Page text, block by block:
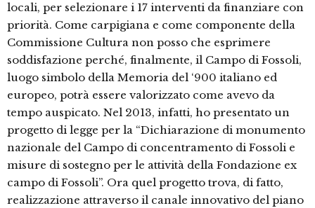
locali, per selezionare i 17 interventi da finanziare con
priorità. Come carpigiana e come componente della
Commissione Cultura non posso che esprimere
soddisfazione perché, finalmente, il Campo di Fossoli,
luogo simbolo della Memoria del ‘900 italiano ed
europeo, potrà essere valorizzato come avevo da
tempo auspicato. Nel 2013, infatti, ho presentato un
progetto di legge per la “Dichiarazione di monumento
nazionale del Campo di concentramento di Fossoli e
misure di sostegno per le attività della Fondazione ex
campo di Fossoli”. Ora quel progetto trova, di fatto,
realizzazione attraverso il canale innovativo del piano